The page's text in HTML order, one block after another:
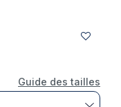
Guide des tailles